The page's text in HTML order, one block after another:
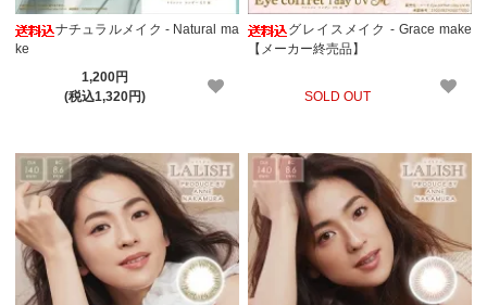
ナチュラルメイク - Natural ma
ke
1,200円
(税込1,320円)
グレイスメイク - Grace make
【メーカー終売品】
SOLD OUT